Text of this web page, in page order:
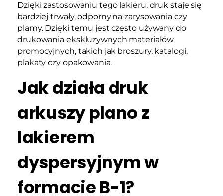
Dzięki zastosowaniu tego lakieru, druk staje się
bardziej trwały, odporny na zarysowania czy
plamy. Dzięki temu jest często używany do
drukowania ekskluzywnych materiałów
promocyjnych, takich jak broszury, katalogi,
plakaty czy opakowania.
Jak działa druk
arkuszy plano z
lakierem
dyspersyjnym w
formacie B-1?